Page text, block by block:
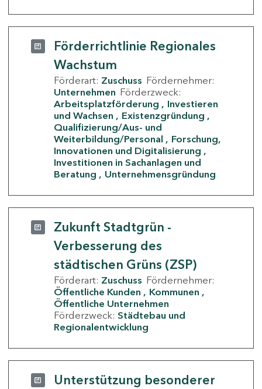
Förderrichtlinie Regionales
Wachstum
Förderart: Zuschuss Fördernehmer:
Unternehmen Förderzweck:
Arbeitsplatzförderung
Investieren
und Wachsen
Existenzgründung
Qualifizierung/Aus- und
Weiterbildung/Personal
Forschung,
Innovationen und Digitalisierung
Investitionen in Sachanlagen und
Beratung
Unternehmensgründung
Zukunft Stadtgrün -
Verbesserung des
städtischen Grüns (ZSP)
Förderart: Zuschuss Fördernehmer:
Öffentliche Kunden
Kommunen
Öffentliche Unternehmen
Förderzweck: Städtebau und
Regionalentwicklung
Unterstützung besonderer